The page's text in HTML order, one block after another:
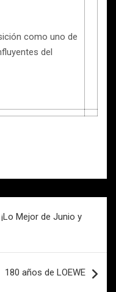
como uno de
del
Mejor de Junio y
180 años de LOEWE